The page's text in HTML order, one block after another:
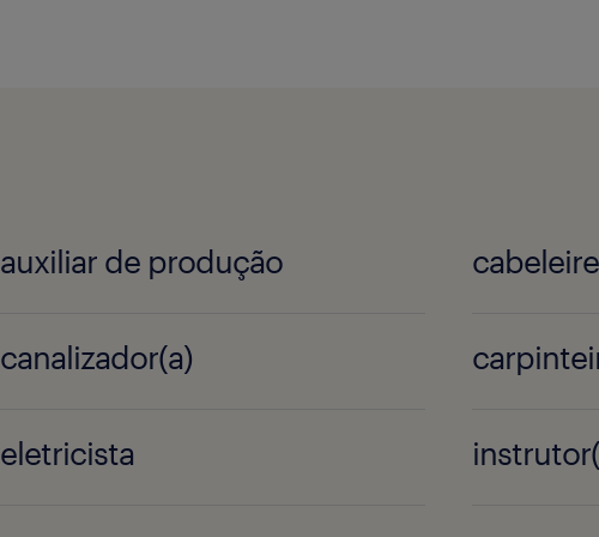
auxiliar de produção
canalizador(a)
eletricista